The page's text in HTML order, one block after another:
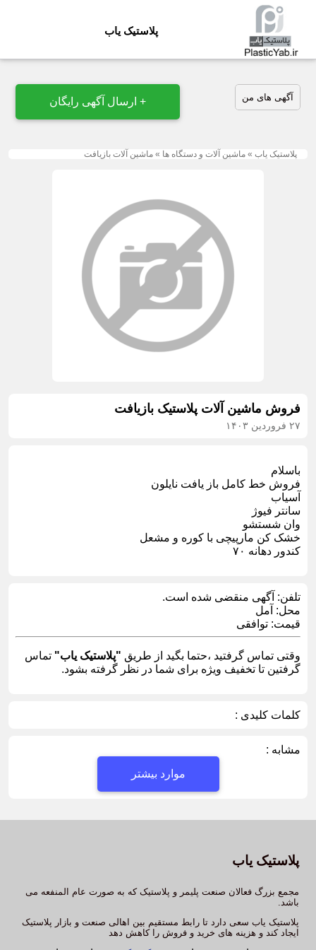
پلاستیک یاب
آگهی های من + ارسال آگهی رایگان
پلاستیک یاب » ماشین آلات و دستگاه ها » ماشین آلات بازیافت
فروش ماشین آلات پلاستیک بازیافت
۲۷ فروردین ۱۴۰۳
باسلام
فروش خط کامل باز یافت نایلون
آسیاب
سانتر فیوژ
وان شستشو
خشک کن مارپیچی با کوره و مشعل
کندور دهانه ۷۰
تلفن: آگهی منقضی شده است.
محل: آمل
قیمت: توافقی
وقتی تماس گرفتید ،حتما بگید از طریق "پلاستیک یاب" تماس
گرفتین تا تخفیف ویژه برای شما در نظر گرفته بشود.
کلمات کلیدی :
مشابه :
موارد بیشتر
پلاستیک یاب
مجمع بزرگ فعالان صنعت پلیمر و پلاستیک که به صورت عام المنفعه می
باشد.
پلاستیک یاب سعی دارد تا رابط مستقیم بین اهالی صنعت و بازار پلاستیک
ایجاد کند و هزینه های خرید و فروش را کاهش دهد